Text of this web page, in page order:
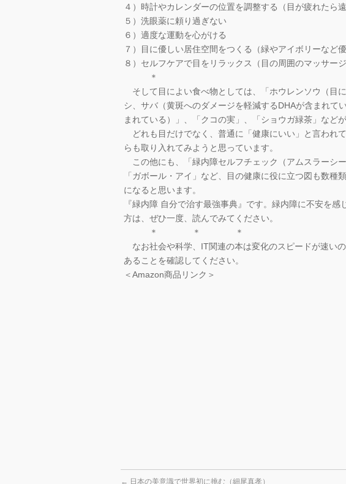
４）時計やカレンダーの位置を調整する（目が疲れたら
５）洗眼薬に頼り過ぎない
６）適度な運動を心がける
７）目に優しい居住空間をつくる（緑やアイボリーなど優
８）セルフケアで目をリラックス（目の周囲のマッサー
＊
そして目によい食べ物としては、「ホウレンソウ（目
シ、サバ（黄斑へのダメージを軽減するDHAが含まれて
まれている）」、「クコの実」、「ショウガ緑茶」など
どれも目だけでなく、普通に「健康にいい」と言われ
らも取り入れてみようと思っています。
この他にも、「緑内障セルフチェック（アムスラーシ
「ガボール・アイ」など、目の健康に役に立つ図も数種
になると思います。
『緑内障 自分で治す最強事典』です。緑内障に不安を
方は、ぜひ一度、読んでみてください。
＊ ＊ ＊
なお社会や科学、IT関連の本は変化のスピードが速い
あることを確認してください。
＜Amazon商品リンク＞
← 日本の美意識で世界初に挑む（細尾真孝）